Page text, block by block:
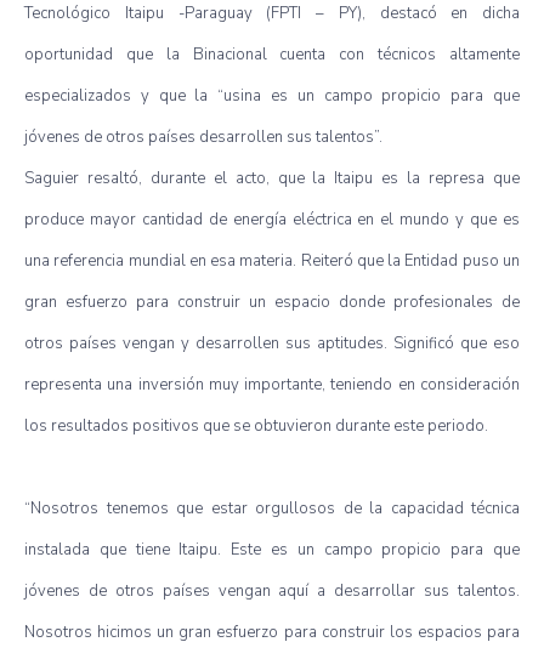
Tecnológico Itaipu -Paraguay (FPTI – PY), destacó en dicha
oportunidad que la Binacional cuenta con técnicos altamente
especializados y que la “usina es un campo propicio para que
jóvenes de otros países desarrollen sus talentos”.
Saguier resaltó, durante el acto, que la Itaipu es la represa que
produce mayor cantidad de energía eléctrica en el mundo y que es
una referencia mundial en esa materia. Reiteró que la Entidad puso un
gran esfuerzo para construir un espacio donde profesionales de
otros países vengan y desarrollen sus aptitudes. Significó que eso
representa una inversión muy importante, teniendo en consideración
los resultados positivos que se obtuvieron durante este periodo.
“Nosotros tenemos que estar orgullosos de la capacidad técnica
instalada que tiene Itaipu. Este es un campo propicio para que
jóvenes de otros países vengan aquí a desarrollar sus talentos.
Nosotros hicimos un gran esfuerzo para construir los espacios para